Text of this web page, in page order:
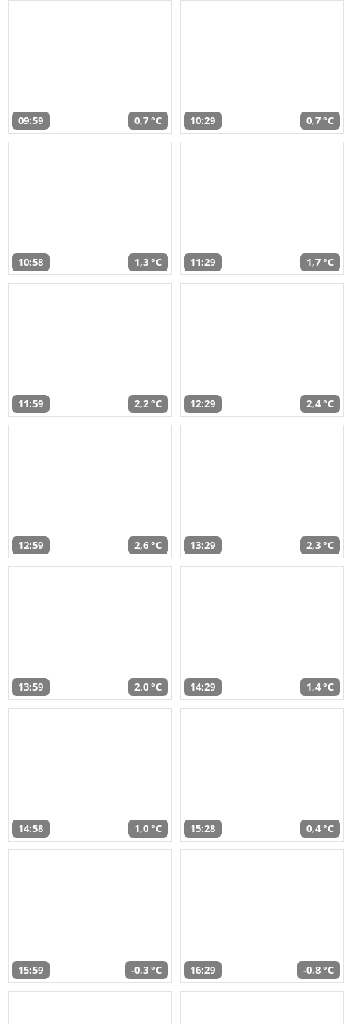
09:59 0,7 °C 10:29 0,7 °C
10:58 1,3 °C 11:29 1,7 °C
11:59 2,2 °C 12:29 2,4 °C
12:59 2,6 °C 13:29 2,3 °C
13:59 2,0 °C 14:29 1,4 °C
14:58 1,0 °C 15:28 0,4 °C
15:59 -0,3 °C 16:29 -0,8 °C